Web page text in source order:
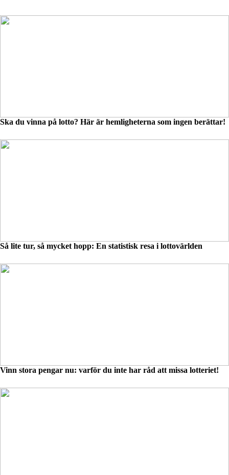
Ska du vinna på lotto? Här är hemligheterna som ingen berättar!
Så lite tur, så mycket hopp: En statistisk resa i lottovärlden
Vinn stora pengar nu: varför du inte har råd att missa lotteriet!